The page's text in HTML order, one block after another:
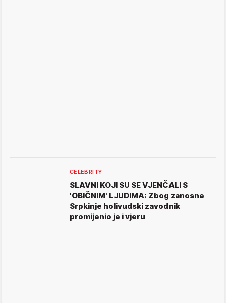
CELEBRITY
SLAVNI KOJI SU SE VJENČALI S
'OBIČNIM' LJUDIMA: Zbog zanosne
Srpkinje holivudski zavodnik
promijenio je i vjeru